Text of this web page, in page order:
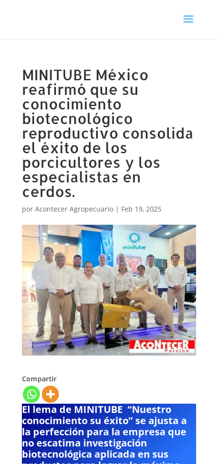
MINITUBE México
reafirmó que su
conocimiento
biotecnológico
reproductivo consolida
el éxito de los
porcicultores y los
especialistas en
cerdos.
por Acontecer Agropecuario| Feb 19, 2025
Compartir
El lema de MINITUBE “Nuestro
conocimiento su éxito” se ajusta a
la perfección para la empresa que
no escatima investigación
biotecnológica aplicada en sus